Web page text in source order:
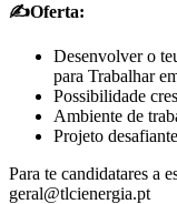
✍️Oferta:
Desenvolver o
para Trabalhar
Possibilidade
Ambiente de
Projeto
Para te candidatares a
geral@tlcienergia.pt